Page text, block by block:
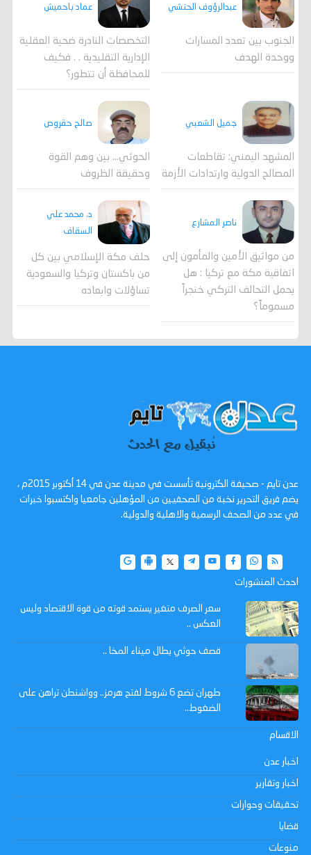
عبدالرؤوف الحنشي
الجنوب بين تعدد المسارات
ووحدة الهدف
عماد باحميش
التخصصات النادرة ضحية العقلية
الإدارية التقليدية . . فكيف
للمحافظة أن تتطور؟
جميل الشعبي
المشهد اليمني: تقاطعات
المصالح الدولية وارتدادات الأزمة
صالح حقروص
الحوثي... بين وهم القوة
وحقيقة الظروف
ناصر المشارع
من مواثيق الأمين والمأمون إلى
اتفاقية مكة مع تركيا : هل
يحمل التحالف التركي خنجراً
مسموماً؟
د. محمد علي
السقاف
حلف مكة الإسلامي بين كل
من باكستان وتركيا والسعودية
تساؤلات وابعاده
عدن تايم - صحيفة الكترونية تأسست في مدينة عدن في 14 أكتوبر 2015م ،
يضم فريق التحرير نخبة من الصحفيين من المؤهلين جامعيا واكتسبوا خبرات
في عدد من الصحف الرسمية والاهلية والدولية.
احدث المنشورات
سعر الصرف متغير يستمد قوته من قوة الاقتصاد وليس
العكس ..
قصف حوثي يطال ميناء المخا ..
طهران تضع 6 شروط لفتح هرمز.. وواشنطن تراهن على
الضغوط..
الاقسام
اخبار عدن
اخبار وتقارير
تحقيقات وحوارات
قضايا
منوعات